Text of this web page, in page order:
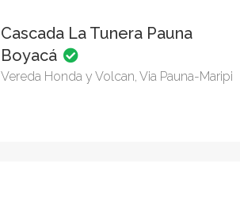
Cascada La Tunera Pauna
Boyacá
Vereda Honda y Volcan, Via Pauna-Maripi